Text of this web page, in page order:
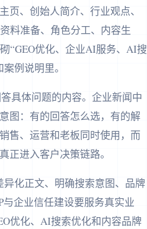
页、创始人简介、行业观点、
料准备、角色分工、内容生
“GEO优化、企业AI服务、AI搜
例说明里。
具体问题的内容。企业新闻中
图：有的回答怎么选，有的解
售、运营和老板同时使用，而
正进入客户决策链路。
化正文、明确搜索意图、品牌
企业信任建设要服务真实业
优化、AI搜索优化和内容品牌